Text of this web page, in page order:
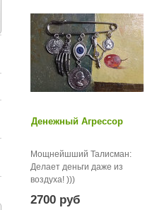
Денежный Агрессор
Мощнейшший Талисман:
Делает деньги даже из
воздуха! )))
2700 руб